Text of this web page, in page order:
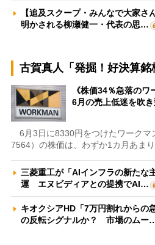
【追及スクープ・みんなで大家さ
明かされる柳瀬健一・代表の思…
古賀真人「発掘！好決算銘
《株価34％急落のワ
6月の売上低迷を吹
6月3日に8330円をつけたワークマ
7564）の株価は、わずか1カ月あま
三菱重工が「AIインフラの新たな
運 エヌビディアとの提携でAI…
キオクシアHD「7万円割れからの
の反転シグナルか？ 市場のムー